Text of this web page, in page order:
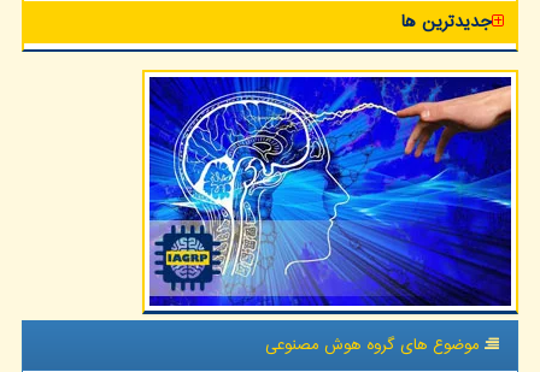
جدیدترین ها
موضوع های گروه هوش مصنوعی